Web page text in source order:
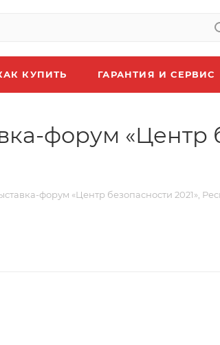
КУПИТЬ ГАРАНТИЯ И СЕРВИС
форум «Центр
форум «Центр безопасности 2021»,